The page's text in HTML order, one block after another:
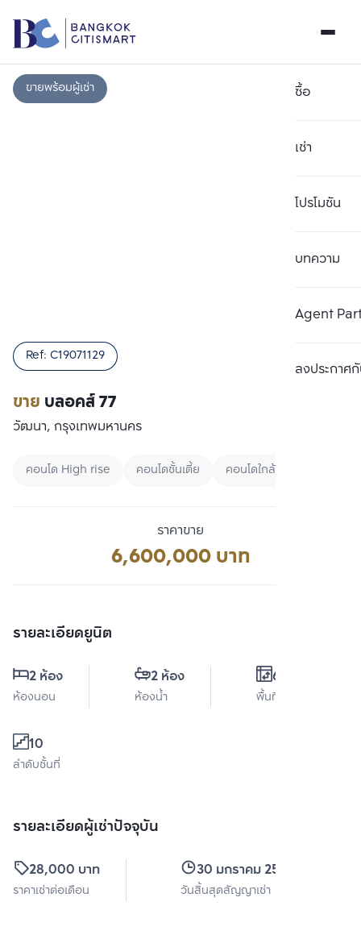
ซื้อ
เช่า
โปรโมชัน
บทความ
Agent
ลงประกาศกั
ขายพร้อมผู้เช่า
ขาย บลอคส์ 77
Ref: C19071129
วัฒนา, กรุงเทพมหานคร
คอนโด High rise คอนโดชั้นเตี้ย คอนโดใกล้ BTS
ราคาขาย
6,600,000 บาท
รายละเอียดยูนิต
2 ห้อง
ห้องนอน
2 ห้อง
ห้องน้ำ
61 ตร.ม.
พื้นที่ใช้สอย
10
ลำดับชั้นที่
รายละเอียดผู้เช่าปัจจุบัน
28,000 บาท
ราคาเช่าต่อเดือน
30 มกราคม 2567
วันสิ้นสุดสัญญาเช่า